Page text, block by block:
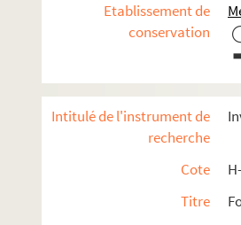
Etablissement de
conservation
Intitulé de l'instrument de
recherche
Cote
Titre
H-IMAR-19-48-193.
H-IMAR-19-48-194.
H-IMAR-19-50-196.
H-IMAR-19-51-197.
H-IMAR-19-52-199.
H-IMAR-19-52-200.